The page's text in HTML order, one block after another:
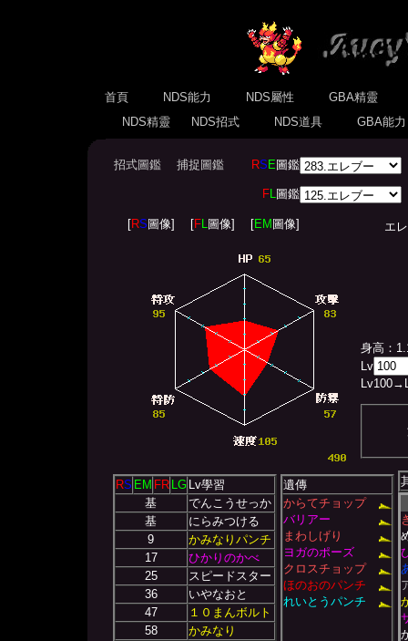
首頁 NDS能力 NDS屬性
GBA精靈
NDS精靈
NDS招式 NDS道具 GBA能
招式圖鑑 捕捉圖鑑 RS E圖鑑
FL圖鑑
[RS 圖像] [FL圖像] [EM 圖像] エレ
身高：
Lv
Lv100
RS EM FR LG Lv學習
基
でんこうせっか
基
にらみつける
9
かみなりパンチ
17
ひかりのかべ
25
スピードスター
36
いやなおと
47
１０まんボルト
58
かみなり
遺傳
からてチョップ
バリアー
まわしげり
ヨガのポーズ
クロスチョップ
ほのおのパンチ
れいとうパンチ